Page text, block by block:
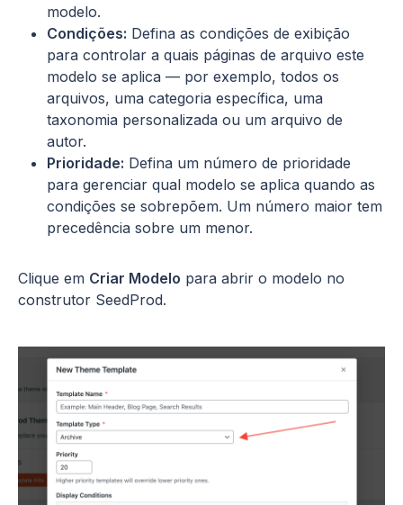
modelo.
Condições: Defina as condições de exibição
para controlar a quais páginas de arquivo este
modelo se aplica — por exemplo, todos os
arquivos, uma categoria específica, uma
taxonomia personalizada ou um arquivo de
autor.
Prioridade: Defina um número de prioridade
para gerenciar qual modelo se aplica quando as
condições se sobrepõem. Um número maior tem
precedência sobre um menor.
Clique em Criar Modelo para abrir o modelo no
construtor SeedProd.